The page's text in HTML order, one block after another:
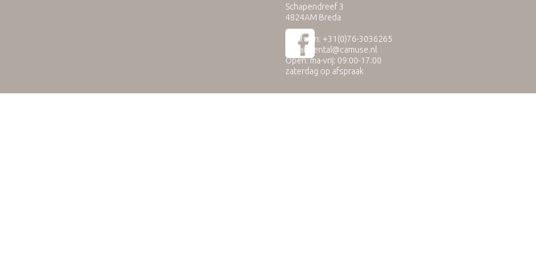
Schapendreef 3
4824AM Breda
Telefoon: +31(0)76-3036265
E-mail:
rental@camuse.nl
Open: ma-vrij: 09:00-17:00
zaterdag op afspraak